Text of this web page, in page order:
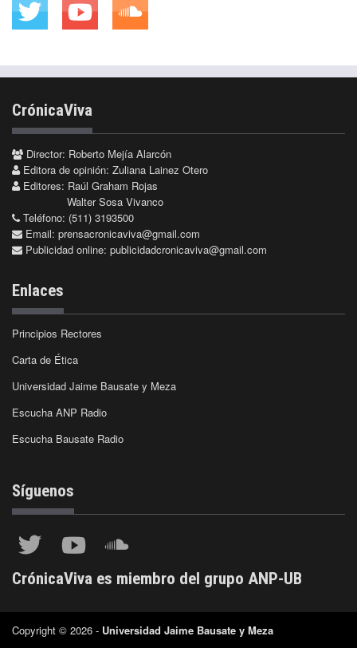
CrónicaViva
Director: Roberto Mejía Alarcón
Editora de opinión: Zuliana Lainez Otero
Editores: Raúl Graham Rojas
Walter Sosa Vivanco
Teléfono: (511) 3193500
Email: prensacronicaviva@gmail.com
Publicidad online: publicidadcronicaviva@gmail.com
Enlaces
Principios Rectores
Carta de Ética
Universidad Jaime Bausate y Meza
Escucha ANP Radio
Escucha Bausate Radio
Síguenos
CrónicaViva es miembro del grupo ANP-UB
Copyright © 2026 - Universidad Jaime Bausate y Meza